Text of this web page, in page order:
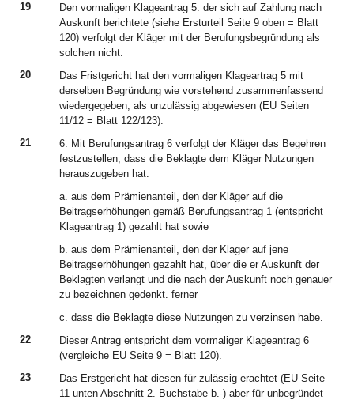
19
Den vormaligen Klageantrag 5. der sich auf Zahlung nach
Auskunft berichtete (siehe Ersturteil Seite 9 oben = Blatt
120) verfolgt der Kläger mit der Berufungsbegründung als
solchen nicht.
20
Das Fristgericht hat den vormaligen Klageartrag 5 mit
derselben Begründung wie vorstehend zusammenfassend
wiedergegeben, als unzulässig abgewiesen (EU Seiten
11/12 = Blatt 122/123).
21
6. Mit Berufungsantrag 6 verfolgt der Kläger das Begehren
festzustellen, dass die Beklagte dem Kläger Nutzungen
herauszugeben hat.
a. aus dem Prämienanteil, den der Kläger auf die
Beitragserhöhungen gemäß Berufungsantrag 1 (entspricht
Klageantrag 1) gezahlt hat sowie
b. aus dem Prämienanteil, den der Klager auf jene
Beitragserhöhungen gezahlt hat, über die er Auskunft der
Beklagten verlangt und die nach der Auskunft noch genauer
zu bezeichnen gedenkt. ferner
c. dass die Beklagte diese Nutzungen zu verzinsen habe.
22
Dieser Antrag entspricht dem vormaliger Klageantrag 6
(vergleiche EU Seite 9 = Blatt 120).
23
Das Erstgericht hat diesen für zulässig erachtet (EU Seite
11 unten Abschnitt 2. Buchstabe b.-) aber für unbegründet